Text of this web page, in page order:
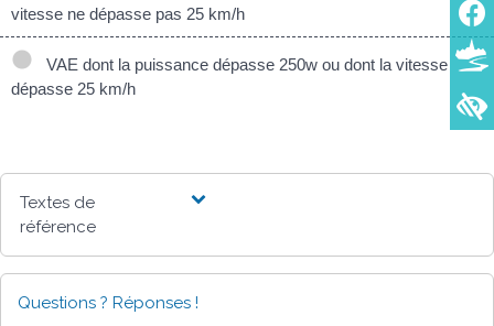
vitesse ne dépasse pas 25 km/h
VAE dont la puissance dépasse 250w ou dont la vitesse
dépasse 25 km/h
Textes de
référence
Questions ? Réponses !